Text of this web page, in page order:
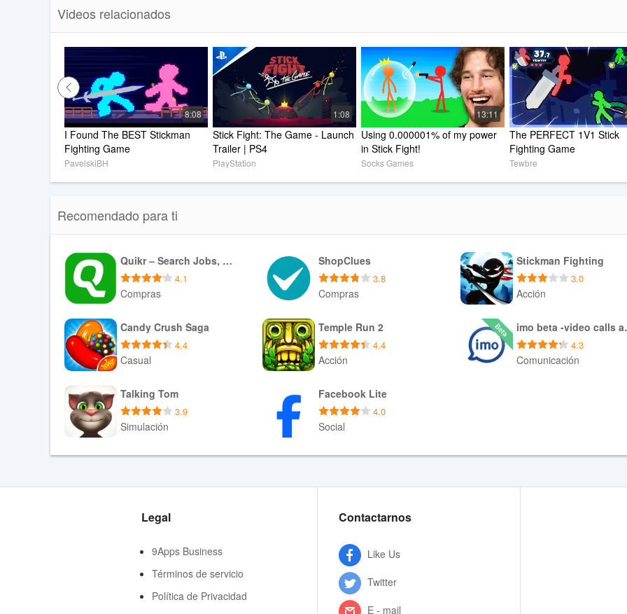
de Stickman! ¡Construye tu propio poderoso ejército de Stickman!
Videos relacionados
8:08
I Found The BEST Stickman
Fighting Game
PavelskiBH
1:08
Stick Fight: The Game - Launch
Trailer | PS4
PlayStation
13:11
Using 0.000001% of my power
in Stick Fight!
Socks Games
The PERFECT 1V1 Stick
Fighting Game
Tewbre
Recomendado para ti
Quikr – Search Jobs, Mobiles,
4.1
Compras
Descargar XAPK
ShopClues
3.8
Compras
Descargar APK
Stickman Fighting
3.0
Acción
Descargar APK
Candy Crush Saga
4.4
Casual
Descargar APK
Temple Run 2
4.4
Acción
Descargar APK
imo
4.3
Comunicación
Talking Tom
3.9
Simulación
Descargar APK
Facebook Lite
4.0
Social
Descargar APK
Legal
9Apps Business
Términos de servicio
Política de Privacidad
Contactarnos
Like Us
Twitter
E - mail